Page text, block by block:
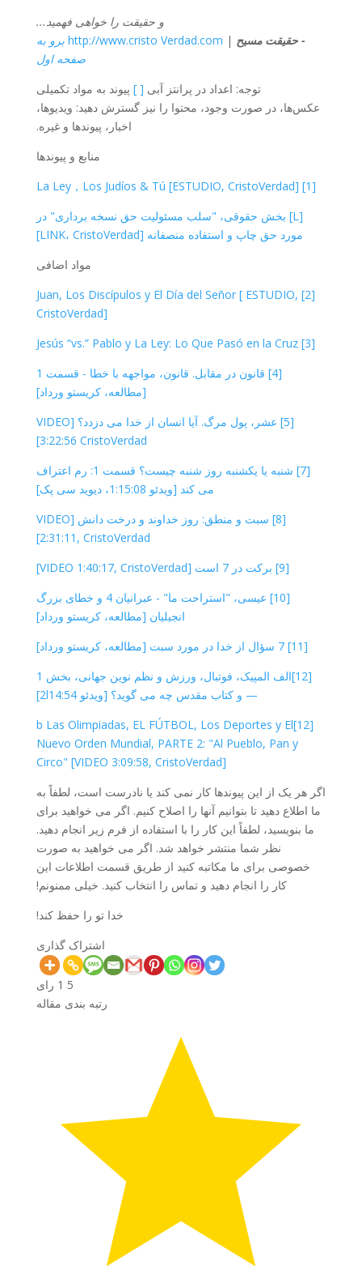
و حقیقت را خواهی فهمید...
- حقیقت مسیح |
http://www.cristo Verdad.com برو به
صفحه اول
توجه: اعداد در پرانتز آبی [ ] پیوند به مواد تکمیلی
عکس‌ها، در صورت وجود، محتوا را نیز گسترش دهید: ویدیوها،
اخبار، پیوندها و غیره.
منابع و پیوندها
[1] La Ley，Los Judíos & Tú [ESTUDIO, CristoVerdad]
[L] بخش حقوقی، "سلب مسئولیت حق نسخه برداری" در
مورد حق چاپ و استفاده منصفانه [LINK، CristoVerdad]
مواد اضافی
[2] Juan, Los Discípulos y El Día del Señor [ ESTUDIO,
CristoVerdad]
[3] Jesús “vs.” Pablo y La Ley: Lo Que Pasó en la Cruz
[4] قانون در مقابل. قانون، مواجهه با خطا - قسمت 1
[مطالعه، کریستو ورداد]
[5] عشر، پول مرگ. آیا انسان از خدا می دزدد؟ [VIDEO
3:22:56 CristoVerdad]
[7] شنبه یا یکشنبه روز شنبه چیست؟ قسمت 1: رم اعتراف
می کند [ویدئو 1:15:08، دیوید سی پک]
[8] سبت و منطق: روز خداوند و درخت دانش [VIDEO
2:31:11, CristoVerdad]
[9] برکت در 7 است [VIDEO 1:40:17, CristoVerdad]
[10] عیسی، "استراحت ما" - عبرانیان 4 و خطای بزرگ
انجیلیان [مطالعه، کریستو ورداد]
[11] 7 سؤال از خدا در مورد سبت [مطالعه، کریستو ورداد]
[12]الف المپیک، فوتبال، ورزش و نظم نوین جهانی، بخش 1
— و کتاب مقدس چه می گوید؟ [ویدئو 2l14:54]
[12]b Las Olimpiadas, EL FÚTBOL, Los Deportes y El
Nuevo Orden Mundial, PARTE 2: "Al Pueblo, Pan y
Circo" [VIDEO 3:09:58, CristoVerdad]
اگر هر یک از این پیوندها کار نمی کند یا نادرست است، لطفاً به
ما اطلاع دهید تا بتوانیم آنها را اصلاح کنیم. اگر می خواهید برای
ما بنویسید، لطفاً این کار را با استفاده از فرم زیر انجام دهید.
نظر شما منتشر خواهد شد. اگر می خواهید به صورت
خصوصی برای ما مکاتبه کنید از طریق قسمت اطلاعات این
کار را انجام دهید و تماس را انتخاب کنید. خیلی ممنونم!
خدا تو را حفظ کند!
اشتراک گذاری
5
1 رای
رتبه بندی مقاله